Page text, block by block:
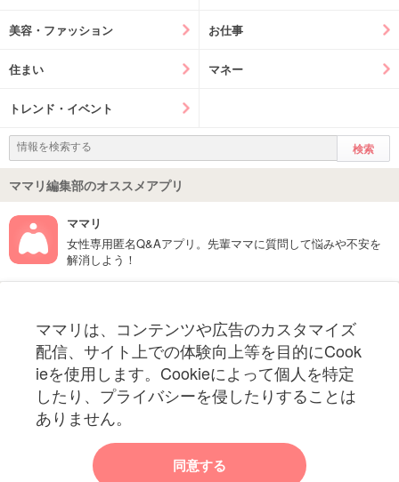
美容・ファッション お仕事
住まい マネー
トレンド・イベント
ママリ編集部のオススメアプリ
ママリ
女性専用匿名Q&Aアプリ。先輩ママに質問して悩みや不安を
解消しよう！
ママリは、コンテンツや広告のカスタマイズ
配信、サイト上での体験向上等を目的にCook
ieを使用します。Cookieによって個人を特定
したり、プライバシーを侵したりすることは
ありません。
同意する
妊娠〜子育て中のお役立ち情報を配信中
ママリからのお知らせ